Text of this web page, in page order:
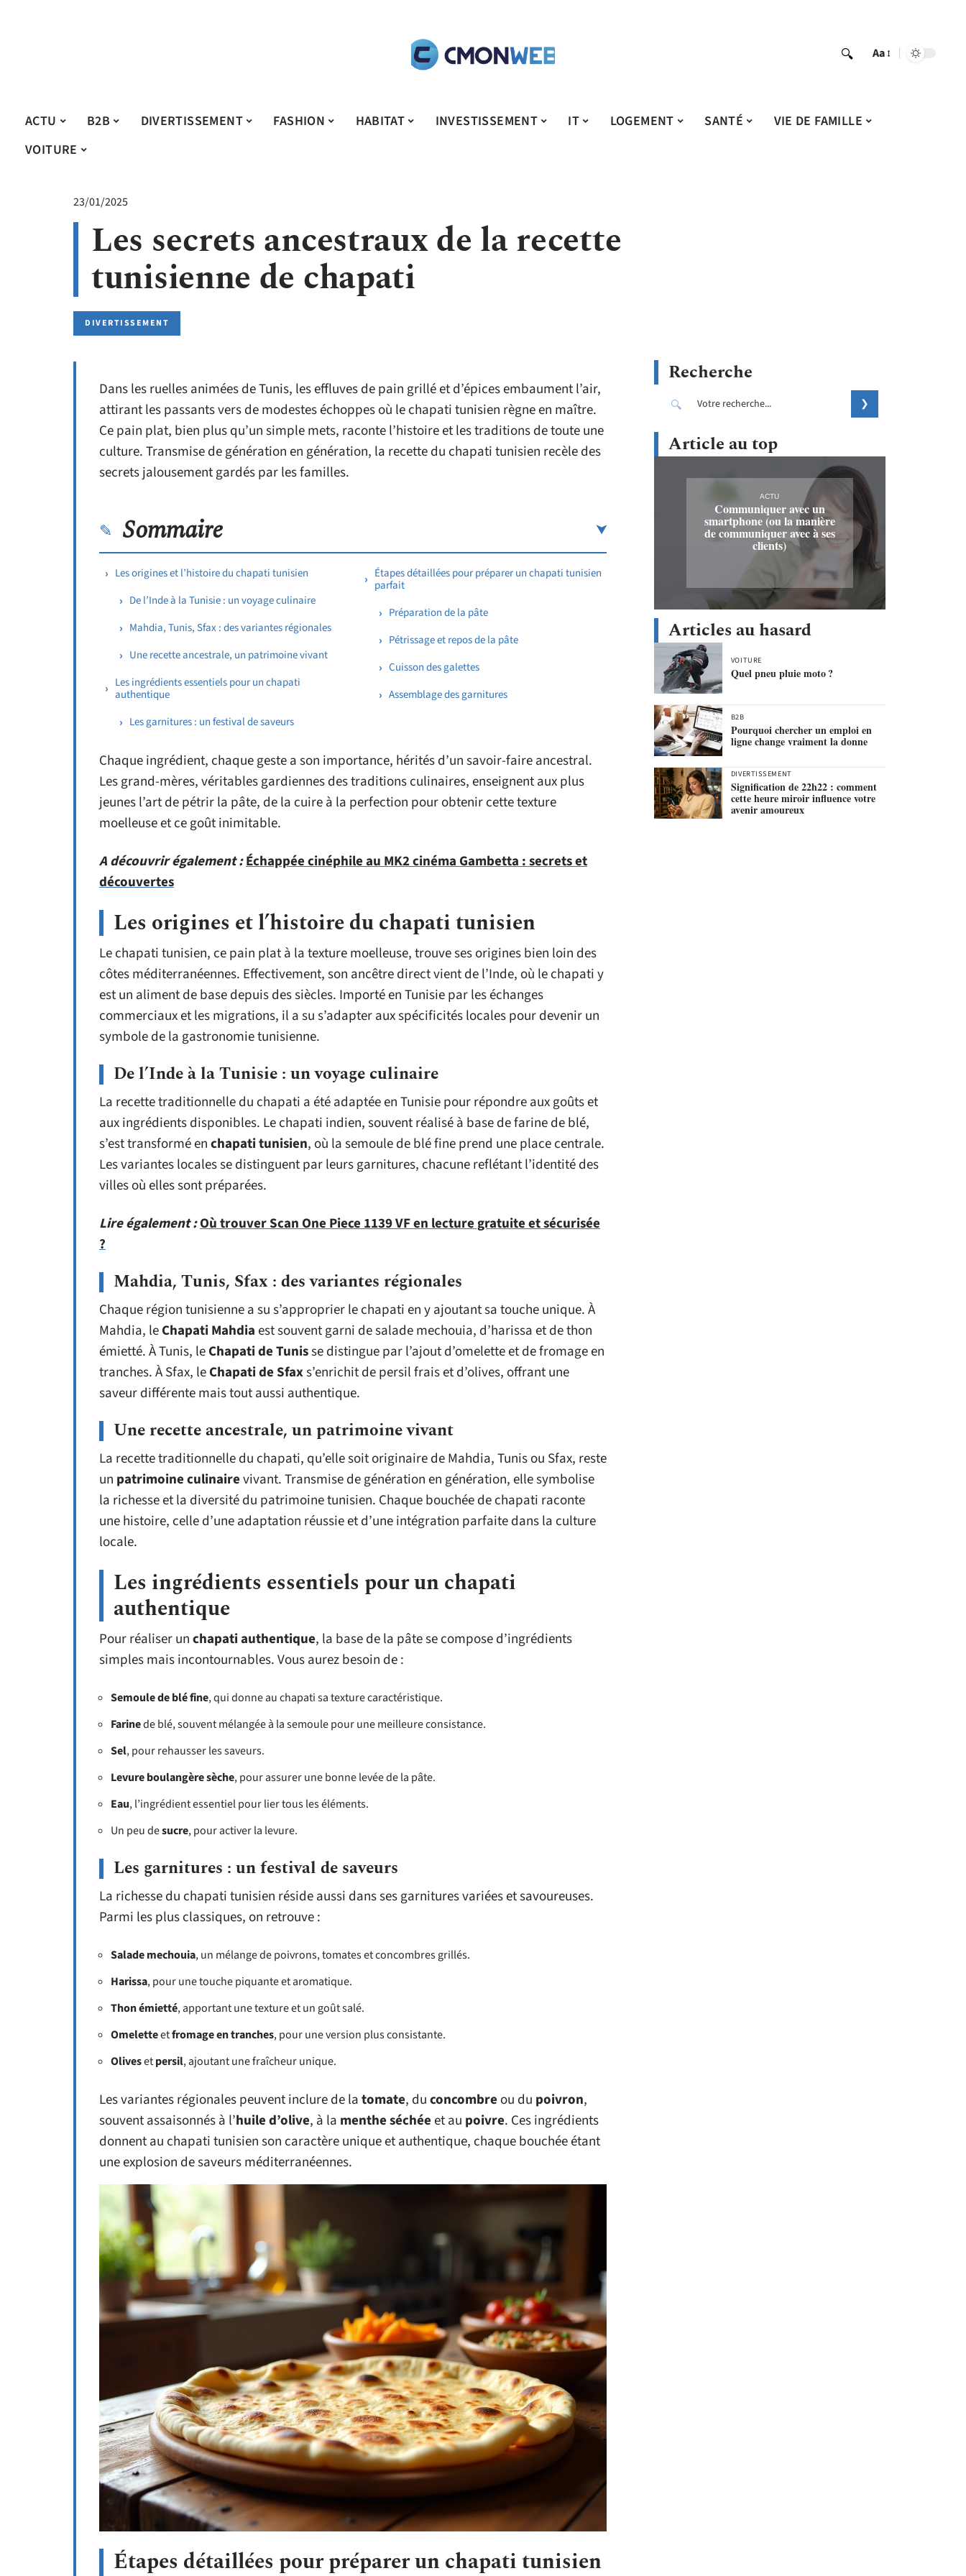
Aa
ACTU B2B DIVERTISSEMENT FASHION HABITAT INVESTISSEMENT IT LOGEMENT SANTÉ
VIE DE FAMILLE
VOITURE
23/01/2025
Les secrets ancestraux de la recette
tunisienne de chapati
DIVERTISSEMENT
Dans les ruelles animées de Tunis, les effluves de pain grillé et d’épices embaument l’air,
attirant les passants vers de modestes échoppes où le chapati tunisien règne en maître.
Ce pain plat, bien plus qu’un simple mets, raconte l’histoire et les traditions de toute une
culture. Transmise de génération en génération, la recette du chapati tunisien recèle des
secrets jalousement gardés par les familles.
Sommaire
Les origines et l’histoire du chapati tunisien
De l’Inde à la Tunisie : un voyage culinaire
Mahdia, Tunis, Sfax : des variantes régionales
Une recette ancestrale, un patrimoine vivant
Les ingrédients essentiels pour un chapati
authentique
Les garnitures : un festival de saveurs
Étapes détaillées pour préparer un chapati tunisien
parfait
Préparation de la pâte
Pétrissage et repos de la pâte
Cuisson des galettes
Assemblage des garnitures
Chaque ingrédient, chaque geste a son importance, hérités d’un savoir-faire ancestral.
Les grand-mères, véritables gardiennes des traditions culinaires, enseignent aux plus
jeunes l’art de pétrir la pâte, de la cuire à la perfection pour obtenir cette texture
moelleuse et ce goût inimitable.
A découvrir également :Échappée cinéphile au MK2 cinéma Gambetta : secrets et
découvertes
Les origines et l’histoire du chapati tunisien
Le chapati tunisien, ce pain plat à la texture moelleuse, trouve ses origines bien loin des
côtes méditerranéennes. Effectivement, son ancêtre direct vient de l’Inde, où le chapati y
est un aliment de base depuis des siècles. Importé en Tunisie par les échanges
commerciaux et les migrations, il a su s’adapter aux spécificités locales pour devenir un
symbole de la gastronomie tunisienne.
De l’Inde à la Tunisie : un voyage culinaire
La recette traditionnelle du chapati a été adaptée en Tunisie pour répondre aux goûts et
aux ingrédients disponibles. Le chapati indien, souvent réalisé à base de farine de blé,
s’est transformé enchapati tunisien, où la semoule de blé fine prend une place centrale.
Les variantes locales se distinguent par leurs garnitures, chacune reflétant l’identité des
villes où elles sont préparées.
Lire également :Où trouver Scan One Piece 1139 VF en lecture gratuite et sécurisée
?
Mahdia, Tunis, Sfax : des variantes régionales
Chaque région tunisienne a su s’approprier le chapati en y ajoutant sa touche unique. À
Mahdia, leChapati Mahdiaest souvent garni de salade mechouia, d’harissa et de thon
émietté. À Tunis, leChapati de Tunisse distingue par l’ajout d’omelette et de fromage en
tranches. À Sfax, leChapati de Sfaxs’enrichit de persil frais et d’olives, offrant une
saveur différente mais tout aussi authentique.
Une recette ancestrale, un patrimoine vivant
La recette traditionnelle du chapati, qu’elle soit originaire de Mahdia, Tunis ou Sfax, reste
un patrimoine culinairevivant. Transmise de génération en génération, elle symbolise
la richesse et la diversité du patrimoine tunisien. Chaque bouchée de chapati raconte
une histoire, celle d’une adaptation réussie et d’une intégration parfaite dans la culture
locale.
Les ingrédients essentiels pour un chapati
authentique
Pour réaliser unchapati authentique, la base de la pâte se compose d’ingrédients
simples mais incontournables. Vous aurez besoin de :
Semoule de blé fine, qui donne au chapati sa texture caractéristique.
Farinede blé, souvent mélangée à la semoule pour une meilleure consistance.
Sel, pour rehausser les saveurs.
Levure boulangère sèche, pour assurer une bonne levée de la pâte.
Eau, l’ingrédient essentiel pour lier tous les éléments.
Un peu desucre, pour activer la levure.
Les garnitures : un festival de saveurs
La richesse du chapati tunisien réside aussi dans ses garnitures variées et savoureuses.
Parmi les plus classiques, on retrouve :
Salade mechouia, un mélange de poivrons, tomates et concombres grillés.
Harissa, pour une touche piquante et aromatique.
Thon émietté, apportant une texture et un goût salé.
Omeletteetfromage en tranches, pour une version plus consistante.
Olivesetpersil, ajoutant une fraîcheur unique.
Les variantes régionales peuvent inclure de latomate, duconcombre ou du poivron,
souvent assaisonnés à l’huile d’olive, à la menthe séchéeet au poivre. Ces ingrédients
donnent au chapati tunisien son caractère unique et authentique, chaque bouchée étant
une explosion de saveurs méditerranéennes.
Étapes détaillées pour préparer un chapati tunisien
Recherche
Article au top
ACTU
Communiquer avec un
smartphone (ou la manière
de communiquer avec à ses
clients)
Articles au hasard
VOITURE
Quel pneu pluie moto ?
B2B
Pourquoi chercher un emploi en
ligne change vraiment la donne
DIVERTISSEMENT
Signification de 22h22 : comment
cette heure miroir influence votre
avenir amoureux